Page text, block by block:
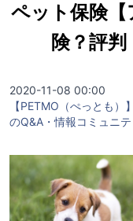
ペット保険
険？評
2020-11-08 00:00
【PETMO（ぺっとも
のQ&A・情報コミュニテ